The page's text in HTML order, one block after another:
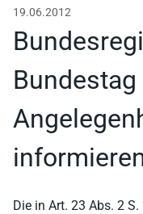
19.06.2012
Bundestag
Die in Art. 23 Abs. 2